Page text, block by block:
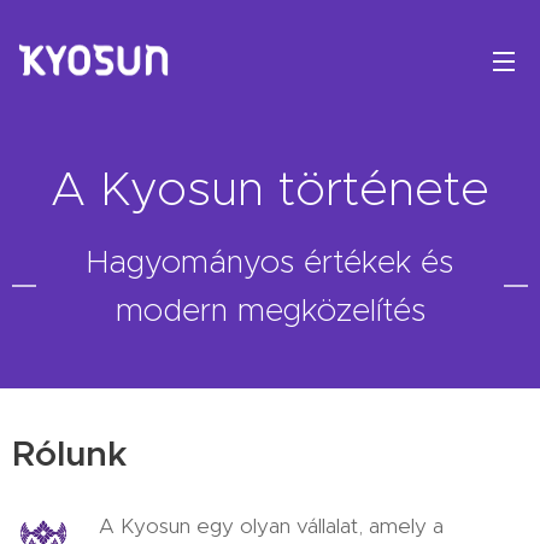
A Kyosun története
Hagyományos értékek és
modern megközelítés
Rólunk
A Kyosun egy olyan vállalat, amely a